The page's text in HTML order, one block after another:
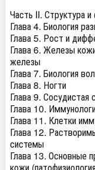
Часть II. Структура
Глава 4. Биология
Глава 5. Рост и
Глава 6. Железы
железы
Глава 7. Биология
Глава 8. Ногти
Глава 9. Сосудистая
Глава 10.
Глава 11. Клетки
Глава 12.
системы
Глава 13. Основные